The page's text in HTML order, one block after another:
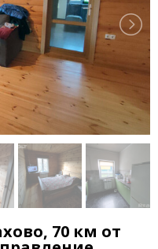
70 км от